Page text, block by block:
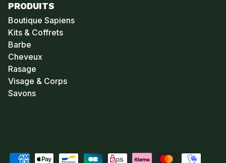
PRODUITS
Boutique Sapiens
Kits & Coffrets
Barbe
Cheveux
Rasage
Visage & Corps
Savons